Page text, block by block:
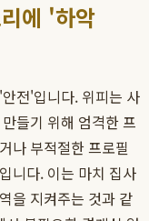
에 '하악
전'입니다. 위피는 사
들기 위해 엄격한 프
나 부적절한 프로필
니다. 이는 마치 집사
을 지켜주는 것과 같